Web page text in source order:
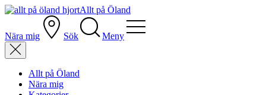
Allt på Öland
Nära mig Sök Meny
Allt på Öland
Nära mig